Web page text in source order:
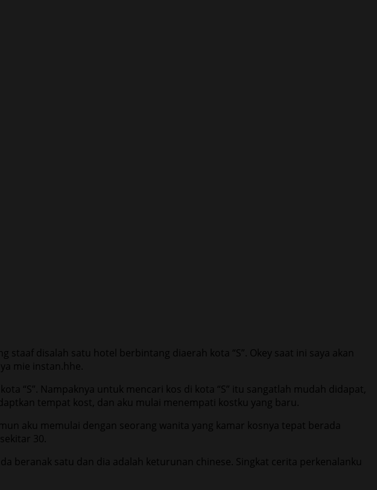
disalah satu hotel berbintang diaerah kota “S”. Okey saat ini saya akan
mie instan.hhe.
“S”. Nampaknya untuk mencari kos di kota “S” itu sangatlah mudah didapat,
tempat kost, dan aku mulai menempati kostku yang baru.
aku memulai dengan seorang wanita yang kamar kosnya tepat berada
30.
beranak satu dan dia adalah keturunan chinese. Singkat cerita perkenalanku